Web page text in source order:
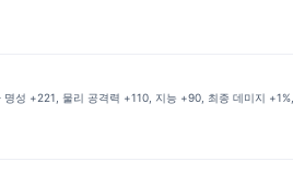
성 +221, 물리 공격력 +110, 지능 +90, 최종 데미지